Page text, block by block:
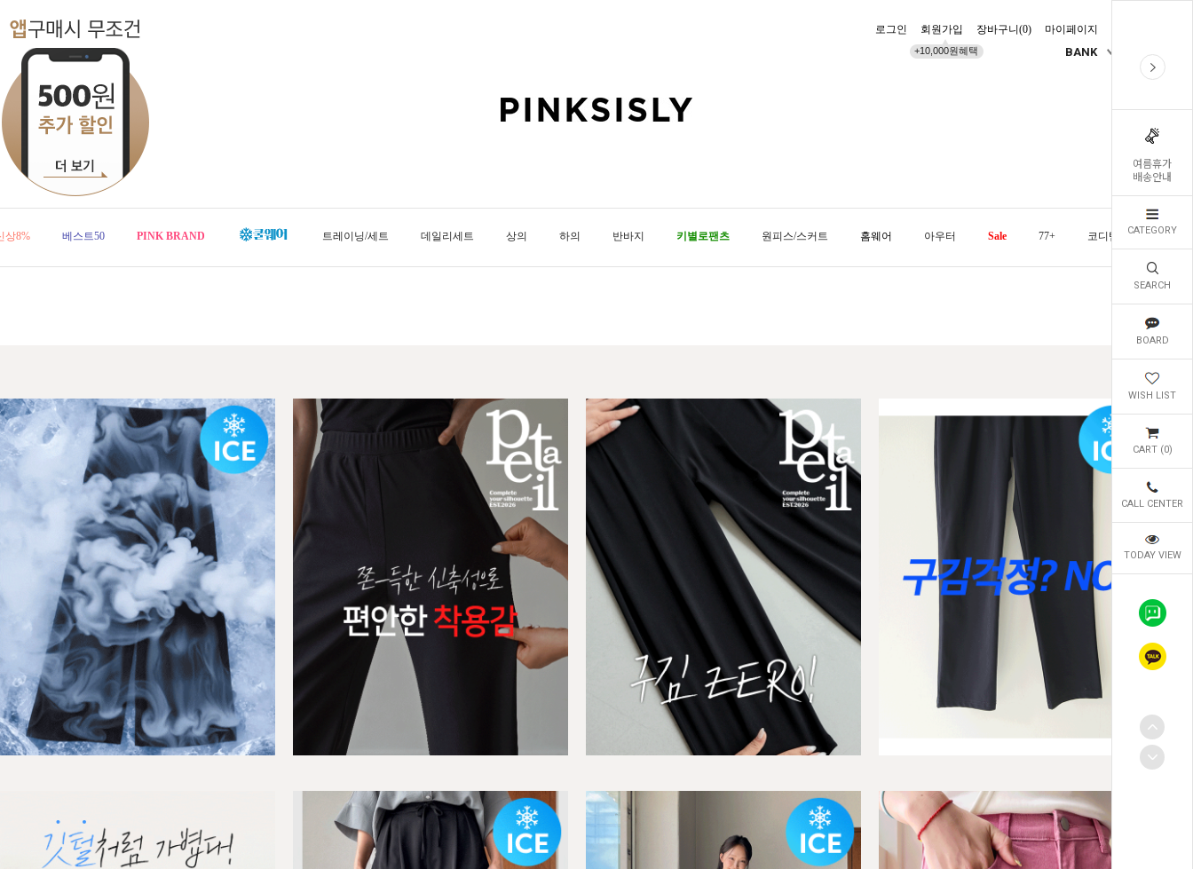
여름휴가
배송안내
CATEGORY
SEARCH
BOARD
WISH LIST
CART (0)
CALL CENTER
TODAY VIEW
로그인 회원가입
+10,000원혜택
장바구니(0) 마이페이지
BANK
상8% 베스트50 PINK BRAND 트레이닝/세트 데일리세트 상의 하의 반바지 키별로팬츠 원피스/스커트 홈웨어 아우터 Sale 77+ 코디템 오늘발송